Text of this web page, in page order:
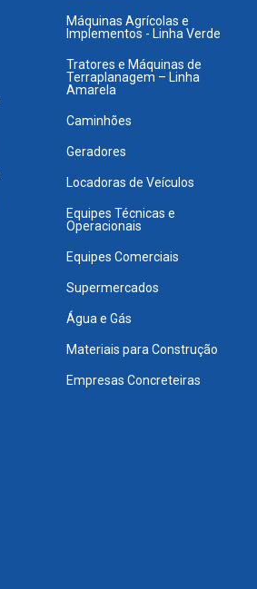
Máquinas Agrícolas e
Implementos - Linha Verde
Tratores e Máquinas de
Terraplanagem – Linha
Amarela
Caminhões
Geradores
Locadoras de Veículos
Equipes Técnicas e
Operacionais
Equipes Comerciais
Supermercados
Água e Gás
Materiais para Construção
Empresas Concreteiras